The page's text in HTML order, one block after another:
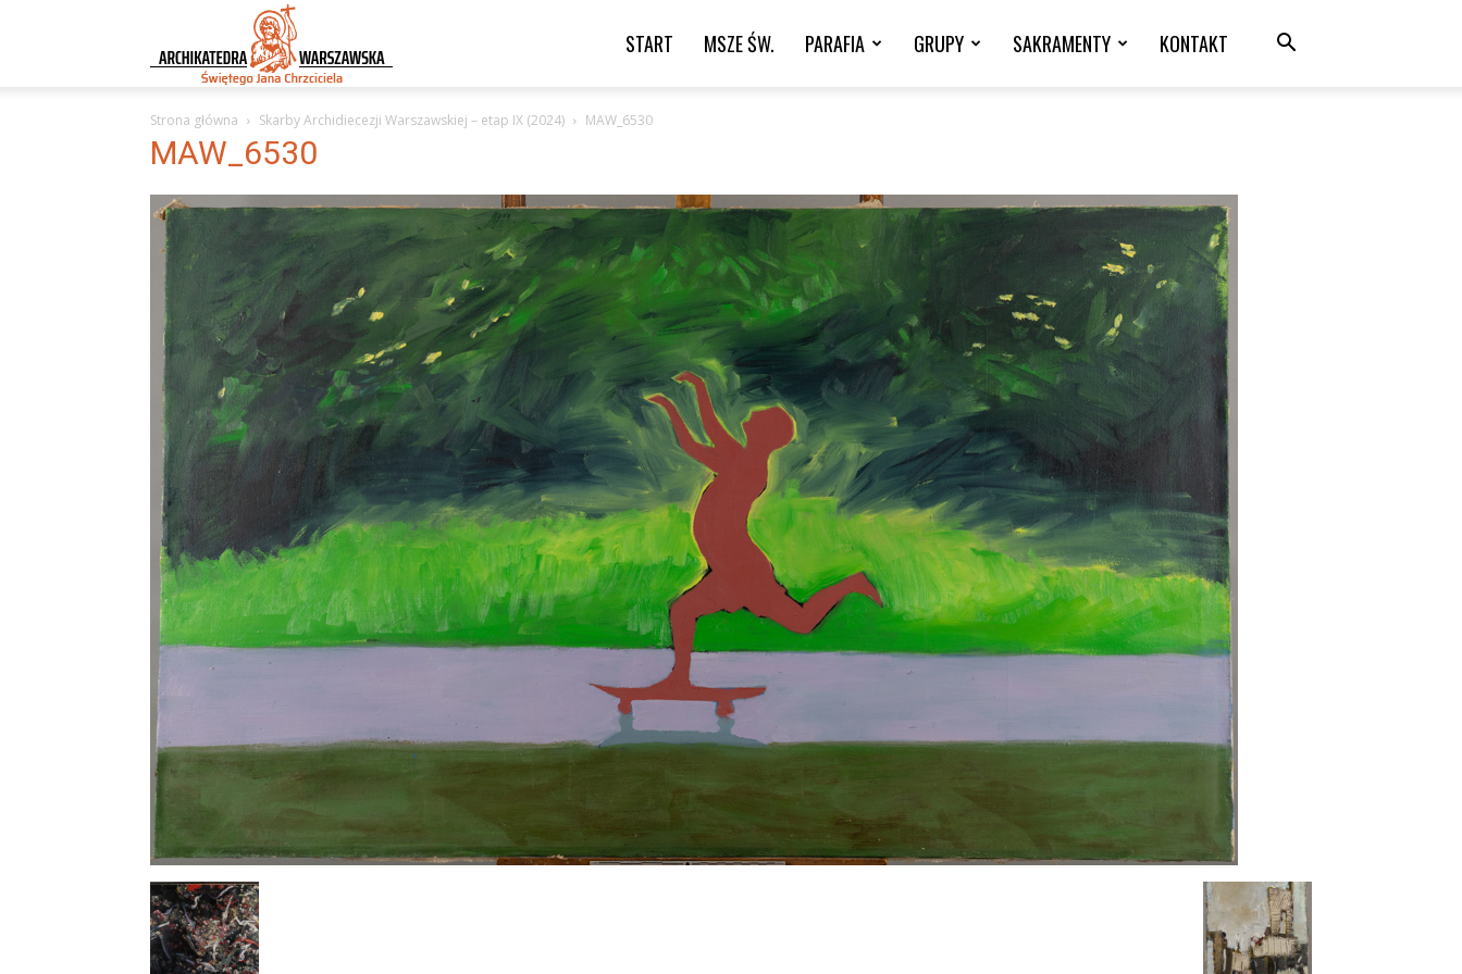
Warszawska
START MSZE ŚW. PARAFIA GRUPY SAKRAMENTY KONTAKT
Strona główna Skarby Archidiecezji Warszawskiej – etap IX (2024) MAW_6530
MAW_6530